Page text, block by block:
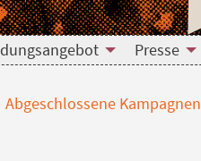
Presse
Abgeschlossene Kampagnen